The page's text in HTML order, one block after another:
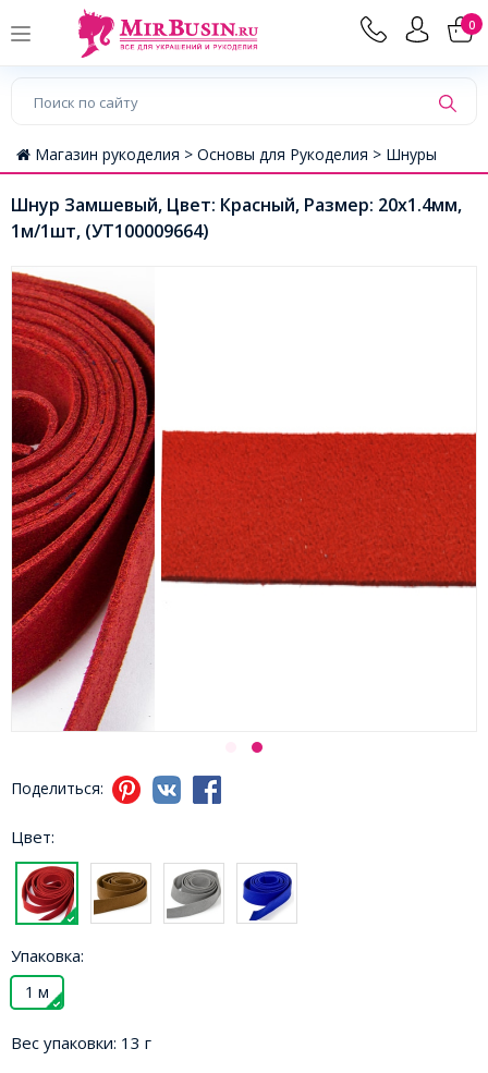
0
Магазин рукоделия > Основы для Рукоделия > Шнуры
Шнур Замшевый, Цвет: Красный, Размер: 20х1.4мм,
1м/1шт, (УТ100009664)
Поделиться:
Цвет:
Упаковка:
1 м
Вес упаковки: 13 г